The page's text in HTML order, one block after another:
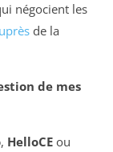
négocient les
de la
de mes
, HelloCE ou